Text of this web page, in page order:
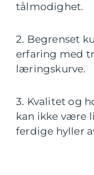
tålmodighet.
2. Begrenset
erfaring med
læringskurve.
3. Kvalitet og
kan ikke være
ferdige hyller